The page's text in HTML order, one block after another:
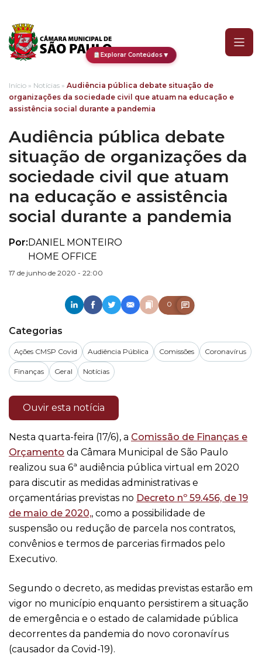
Explorar Conteúdos▼
Início » Notícias » Audiência pública debate situação de
organizações da sociedade civil que atuam na educação e
assistência social durante a pandemia
Audiência pública debate
situação de organizações da
sociedade civil que atuam
na educação e assistência
social durante a pandemia
Por:DANIEL MONTEIRO
HOME OFFICE
17 de junho de 2020 - 22:00
0
Categorias
Ações CMSP Covid Audiência Pública Comissões Coronavírus
Finanças Geral Notícias
Ouvir esta notícia
Nesta quarta-feira (17/6), a Comissão de Finanças e
Orçamento da Câmara Municipal de São Paulo
realizou sua 6ª audiência pública virtual em 2020
para discutir as medidas administrativas e
orçamentárias previstas no Decreto nº 59.456, de 19
de maio de 2020,, como a possibilidade de
suspensão ou redução de parcela nos contratos,
convênios e termos de parcerias firmados pelo
Executivo.
Segundo o decreto, as medidas previstas estarão em
vigor no município enquanto persistirem a situação
de emergência e o estado de calamidade pública
decorrentes da pandemia do novo coronavírus
(causador da Covid-19).